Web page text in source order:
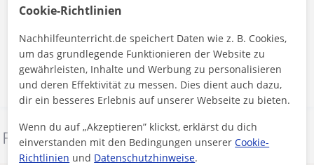
Impressumund unsererDatenschutzerklärung
Nachricht senden
Dieses Profil melden
Cookie-Richtlinien
Nachhilfeunterricht.de speichert Daten wie z. B. Cookies,
um das grundlegende Funktionieren der Website zu
gewährleisten, Inhalte und Werbung zu personalisieren
und deren Effektivität zu messen. Dies dient auch dazu,
dir ein besseres Erlebnis auf unserer Webseite zu bieten.
Wenn du auf „Akzeptieren” klickst, erklärst du dich
einverstanden mit den Bedingungen unsererCookie-
Richtlinien und Datenschutzhinweise.